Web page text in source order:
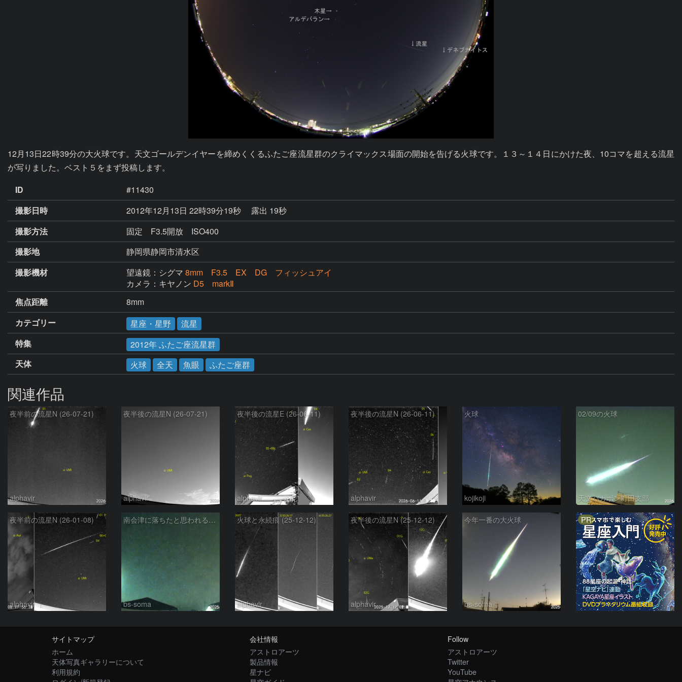
12月13日22時39分の大火球です。天文ゴールデンイヤーを締めくくるふたご座流星群のクライマックス場面の開始を告げる火球です。１３～１４日にかけた夜、10コマを超える流星
が写りました。ベスト５をまず投稿します。
ID
#11430
撮影日時
2012年12月13日 22時39分19秒
露出 19秒
撮影方法
固定 F3.5開放 ISO400
撮影地
静岡県静岡市清水区
撮影機材
望遠鏡：シグマ 8mm F3.5 EX DG フィッシュアイ
カメラ：キヤノン D5 markⅡ
焦点距離
8mm
カテゴリー
星座・星野
流星
特集
2012年 ふたご座流星群
天体
火球 全天 魚眼 ふたご座群
関連作品
夜半前の流星N (26-07-21)
alphavir
夜半後の流星N (26-07-21)
alphavir
夜半後の流星E (26-06-11)
alphavir
夜半後の流星N (26-06-11)
alphavir
火球
kojikoji
02/09の火球
天文バカボン町田支部
夜半前の流星N (26-01-08)
alphavir
南会津に落ちたと思われる大火球
bs-soma
火球と永続痕 (25-12-12)
alphavir
夜半後の流星N (25-12-12)
alphavir
今年一番の大火球
bs-soma
PR
サイトマップ
ホーム
天体写真ギャラリーについて
利用規約
会社情報
アストロアーツ
製品情報
星ナビ
Follow
アストロアーツ
Twitter
YouTube